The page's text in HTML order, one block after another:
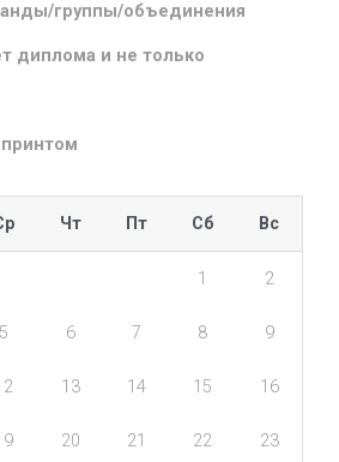
группы/объединения
диплома и не только
Чт Пт Сб Вс
1 2
5 6 7 8 9
13 14 15 16
20 21 22 23